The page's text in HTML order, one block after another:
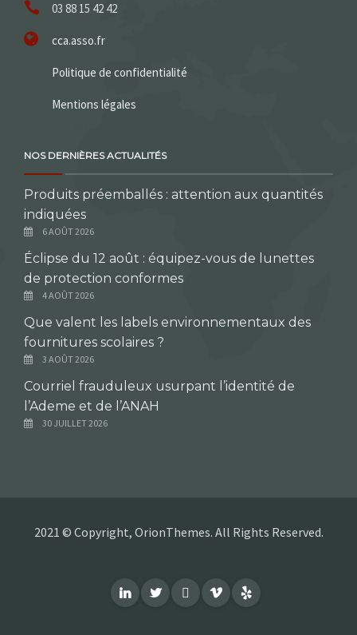
03 88 15 42 42
cca.asso.fr
Politique de confidentialité
Mentions légales
NOS DERNIÈRES ACTUALITÉS
Produits préemballés : attention aux quantités
indiquées
6 AOÛT 2026
Éclipse du 12 août : équipez-vous de lunettes
de protection conformes
4 AOÛT 2026
Que valent les labels environnementaux des
fournitures scolaires ?
3 AOÛT 2026
Courriel frauduleux usurpant l’identité de
l’Ademe et de l’ANAH
30 JUILLET 2026
2021 © Copyright, OrionThemes. All Rights Reserved.